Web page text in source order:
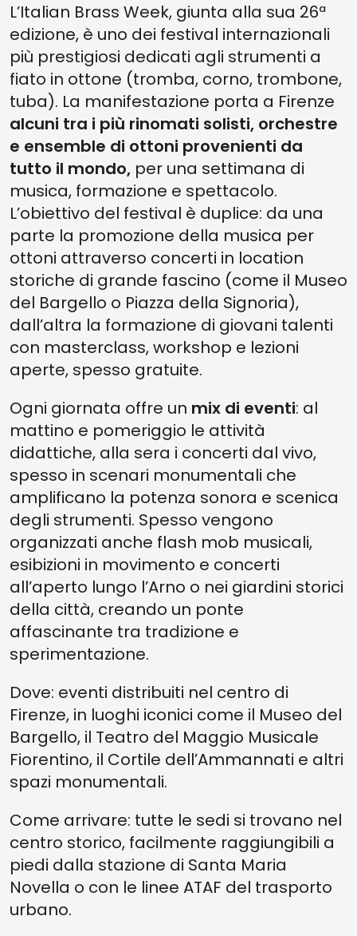
L’Italian Brass Week, giunta alla sua 26ª
edizione, è uno dei festival internazionali
più prestigiosi dedicati agli strumenti a
fiato in ottone (tromba, corno, trombone,
tuba). La manifestazione porta a Firenze
alcuni tra i più rinomati solisti, orchestre
e ensemble di ottoni provenienti da
tutto il mondo, per una settimana di
musica, formazione e spettacolo.
L’obiettivo del festival è duplice: da una
parte la promozione della musica per
ottoni attraverso concerti in location
storiche di grande fascino (come il Museo
del Bargello o Piazza della Signoria),
dall’altra la formazione di giovani talenti
con masterclass, workshop e lezioni
aperte, spesso gratuite.
Ogni giornata offre un mix di eventi: al
mattino e pomeriggio le attività
didattiche, alla sera i concerti dal vivo,
spesso in scenari monumentali che
amplificano la potenza sonora e scenica
degli strumenti. Spesso vengono
organizzati anche flash mob musicali,
esibizioni in movimento e concerti
all’aperto lungo l’Arno o nei giardini storici
della città, creando un ponte
affascinante tra tradizione e
sperimentazione.
Dove: eventi distribuiti nel centro di
Firenze, in luoghi iconici come il Museo del
Bargello, il Teatro del Maggio Musicale
Fiorentino, il Cortile dell’Ammannati e altri
spazi monumentali.
Come arrivare: tutte le sedi si trovano nel
centro storico, facilmente raggiungibili a
piedi dalla stazione di Santa Maria
Novella o con le linee ATAF del trasporto
urbano.